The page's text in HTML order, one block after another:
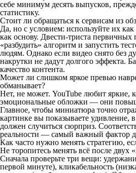
себе минимум десять выпусков,
статистику.
Стоит ли обращаться к сервисам из
Да, но с условием: используйте их
как основу. Двести-триста
«разбудить» алгоритм и запустить
людям. Однако если видео снято без
накрутки не дадут долгого эффекта.
качество контента.
Может ли слишком яркое превью
обманывает?
Нет, не может. YouTube любит яркие,
эмоциональные обложки — они
Главное, чтобы миниатюра точно
картинке вы показываете удивление,
должен случиться сюрприз.
реальности — самый важный фактор
Как часто нужно менять стратегию,
Не торопитесь менять всё после двух
Сначала проверьте три вещи:
первой минуте), кликабельность